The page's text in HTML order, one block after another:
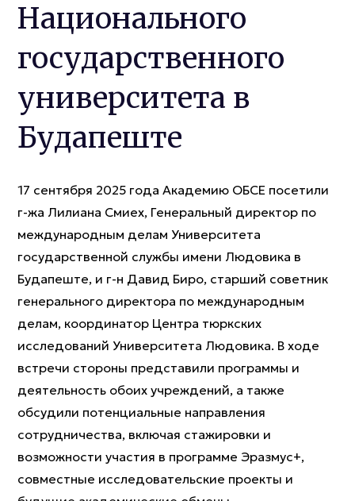
Национального
государственного
университета в
Будапеште
17 сентября 2025 года Академию ОБСЕ посетили
г-жа Лилиана Смиех, Генеральный директор по
международным делам Университета
государственной службы имени Людовика в
Будапеште, и г-н Давид Биро, старший советник
генерального директора по международным
делам, координатор Центра тюркских
исследований Университета Людовика. В ходе
встречи стороны представили программы и
деятельность обоих учреждений, а также
обсудили потенциальные направления
сотрудничества, включая стажировки и
возможности участия в программе Эразмус+,
совместные исследовательские проекты и